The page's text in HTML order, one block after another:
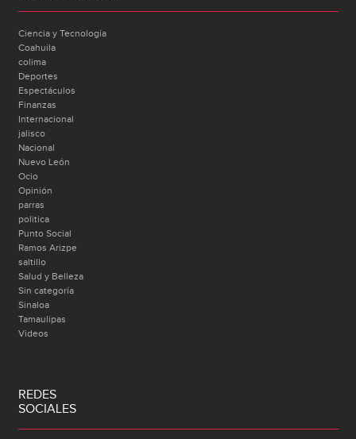
Ciencia y Tecnología
Coahuila
colima
Deportes
Espectáculos
Finanzas
Internacional
jalisco
Nacional
Nuevo León
Ocio
Opinión
parras
politica
Punto Social
Ramos Arizpe
saltillo
Salud y Belleza
Sin categoría
Sinaloa
Tamaulipas
Videos
REDES
SOCIALES